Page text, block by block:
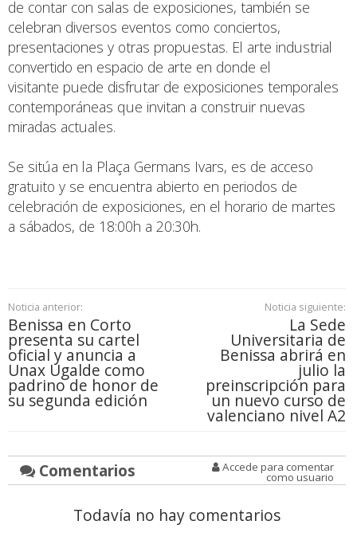
de contar con salas de exposiciones, también se
celebran diversos eventos como conciertos,
presentaciones y otras propuestas. El arte industrial
convertido en espacio de arte en donde el
visitante puede disfrutar de exposiciones temporales
contemporáneas que invitan a construir nuevas
miradas actuales.
Se sitúa en la Plaça Germans Ivars, es de acceso
gratuito y se encuentra abierto en periodos de
celebración de exposiciones, en el horario de martes
a sábados, de 18:00h a 20:30h.
Noticia anterior:
Benissa en Corto
presenta su cartel
oficial y anuncia a
Unax Ugalde como
padrino de honor de
su segunda edición
Noticia siguiente:
La Sede
Universitaria de
Benissa abrirá en
julio la
preinscripción para
un nuevo curso de
valenciano nivel A2
Comentarios Accede para comentar
como usuario
Todavía no hay comentarios